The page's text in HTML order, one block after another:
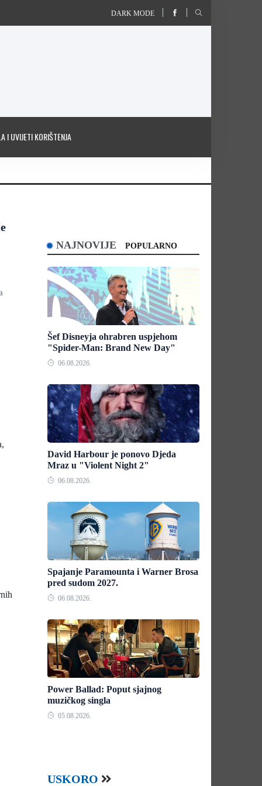
DARK MODE
I UVIJETI KORIŠTENJA
NAJNOVIJE POPULARNO
Šef Disneyja ohrabren uspjehom
"Spider-Man: Brand New Day"
06.08.2026.
David Harbour je ponovo Djeda
Mraz u "Violent Night 2"
06.08.2026.
Spajanje Paramounta i Warner Brosa
pred sudom 2027.
06.08.2026.
Power Ballad: Poput sjajnog
muzičkog singla
05.08.2026.
USKORO